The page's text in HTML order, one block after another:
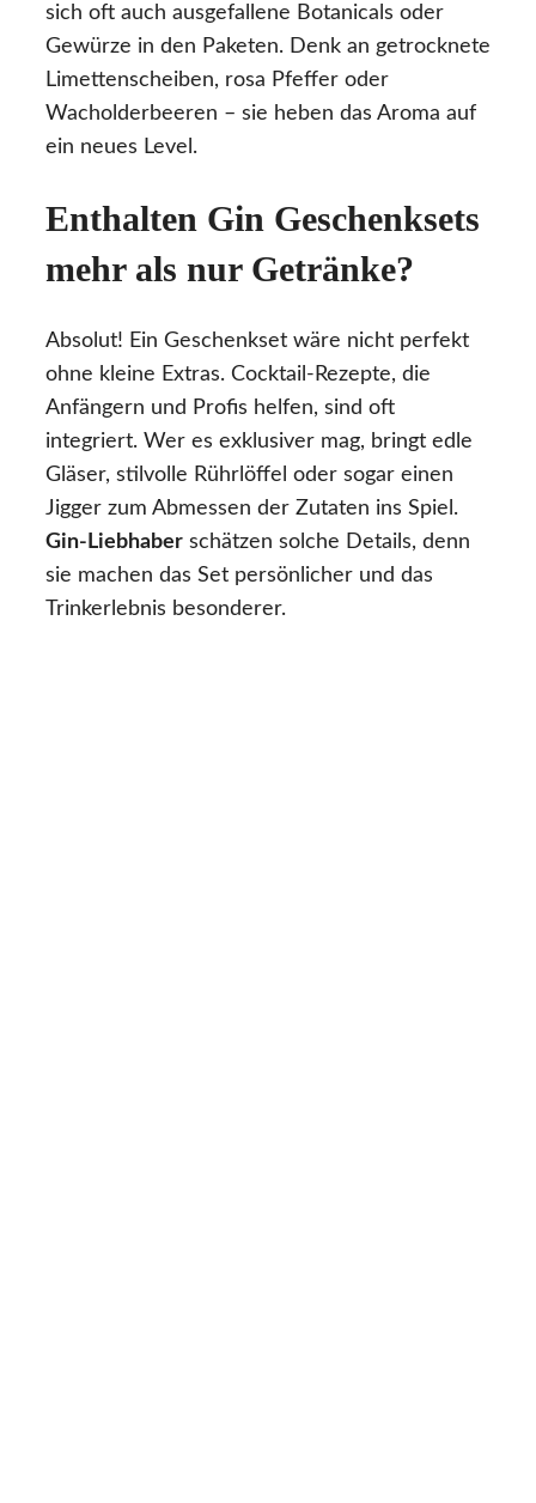
sich oft auch ausgefallene Botanicals oder
Gewürze in den Paketen. Denk an getrocknete
Limettenscheiben, rosa Pfeffer oder
Wacholderbeeren – sie heben das Aroma auf
ein neues Level.
Enthalten Gin Geschenksets
mehr als nur Getränke?
Absolut! Ein Geschenkset wäre nicht perfekt
ohne kleine Extras. Cocktail-Rezepte, die
Anfängern und Profis helfen, sind oft
integriert. Wer es exklusiver mag, bringt edle
Gläser, stilvolle Rührlöffel oder sogar einen
Jigger zum Abmessen der Zutaten ins Spiel.
Gin-Liebhaber schätzen solche Details, denn
sie machen das Set persönlicher und das
Trinkerlebnis besonderer.